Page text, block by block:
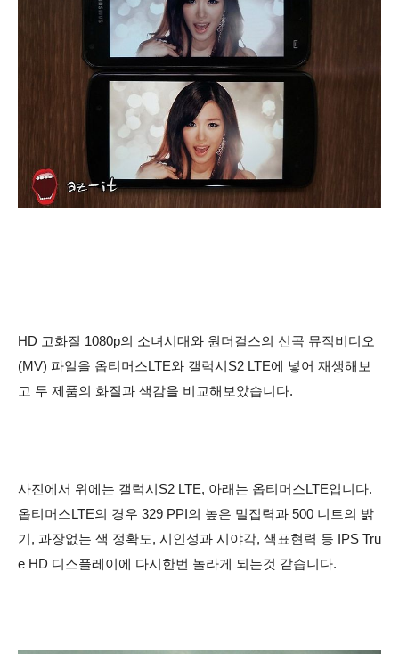
HD 고화질 1080p의 소녀시대와 원더걸스의 신곡 뮤직비디오
(MV) 파일을 옵티머스LTE와 갤럭시S2 LTE에 넣어 재생해보
고 두 제품의 화질과 색감을 비교해보았습니다.
사진에서 위에는 갤럭시S2 LTE, 아래는 옵티머스LTE입니다.
옵티머스LTE의 경우 329 PPI의 높은 밀집력과 500 니트의 밝
기, 과장없는 색 정확도, 시인성과 시야각, 색표현력 등 IPS Tru
e HD 디스플레이에 다시한번 놀라게 되는것 같습니다.